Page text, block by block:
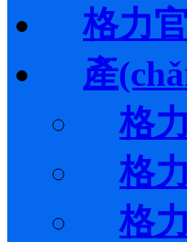
格力
產
格
格
格